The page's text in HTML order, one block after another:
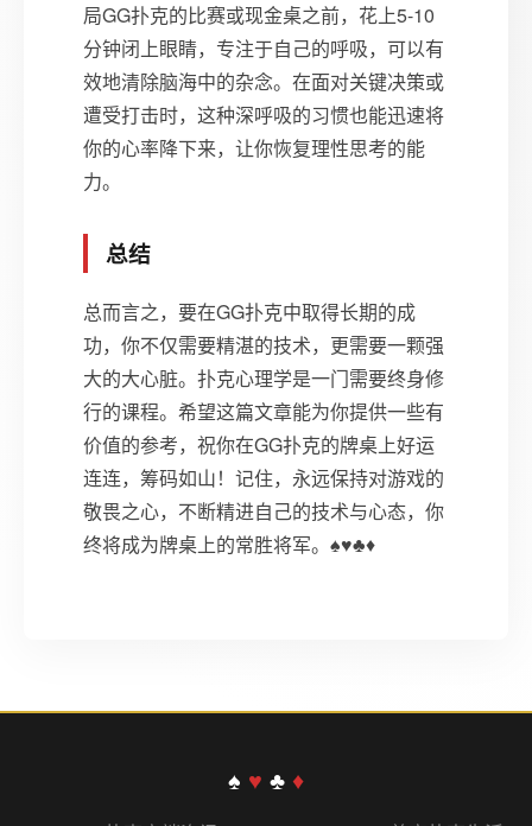
局GG扑克的比赛或现金桌之前，花上5-10
分钟闭上眼睛，专注于自己的呼吸，可以有
效地清除脑海中的杂念。在面对关键决策或
遭受打击时，这种深呼吸的习惯也能迅速将
你的心率降下来，让你恢复理性思考的能
力。
总结
总而言之，要在GG扑克中取得长期的成
功，你不仅需要精湛的技术，更需要一颗强
大的大心脏。扑克心理学是一门需要终身修
行的课程。希望这篇文章能为你提供一些有
价值的参考，祝你在GG扑克的牌桌上好运
连连，筹码如山！记住，永远保持对游戏的
敬畏之心，不断精进自己的技术与心态，你
终将成为牌桌上的常胜将军。♠♥♣♦
♠ ♥ ♣ ♦